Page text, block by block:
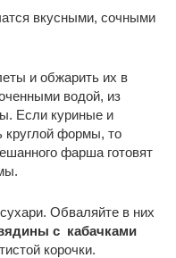
вкусными, сочными
и обжарить их в
водой, из
Если куриные и
круглой формы, то
фарша готовят
Обваляйте в них
c кабачками
корочки.